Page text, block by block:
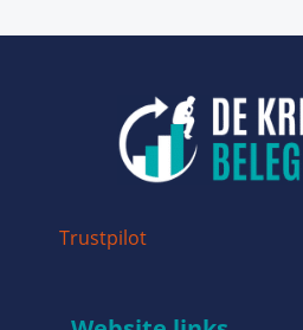
Trustpilot